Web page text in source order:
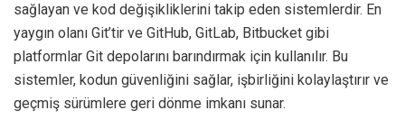
sağlayan ve kod değişikliklerini takip eden sistemlerdir. En
yaygın olanı Git’tir ve GitHub, GitLab, Bitbucket gibi
platformlar Git depolarını barındırmak için kullanılır. Bu
sistemler, kodun güvenliğini sağlar, işbirliğini kolaylaştırır ve
geçmiş sürümlere geri dönme imkanı sunar.